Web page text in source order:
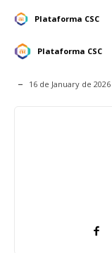
Plataforma CSC
Plataforma CSC
16 de January de 2026